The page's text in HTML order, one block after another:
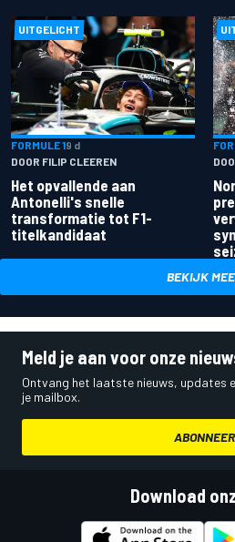
UITGELICHT
FORMULE 19 d
DOOR FILIP CLEEREN
Het opvallende aan
Antonelli's snelle
transformatie tot F1-
titelkandidaat
BEKIJK
Meld je aan voor onze
Ontvang het laatste nieuws, updates
je mailbox.
ABONNEER
Download